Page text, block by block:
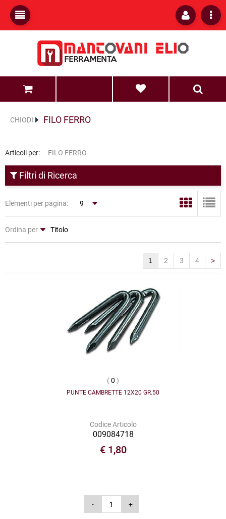
CHIODI FILO FERRO
Articoli per: FILO FERRO
Filtri di Ricerca
Elementi per pagina:
Ordina per
1 2 3 4 >
(0 )
PUNTE CAMBRETTE 12X20 GR.50
Codice Articolo
009084718
€ 1,80